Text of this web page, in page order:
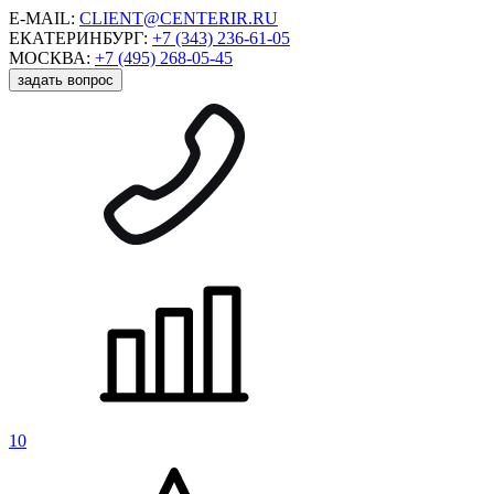
E-MAIL: CLIENT@CENTERIR.RU
ЕКАТЕРИНБУРГ: +7 (343) 236-61-05
МОСКВА: +7 (495) 268-05-45
задать вопрос
10